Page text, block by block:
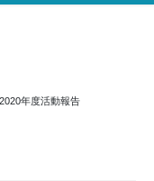
2020年度活動報告